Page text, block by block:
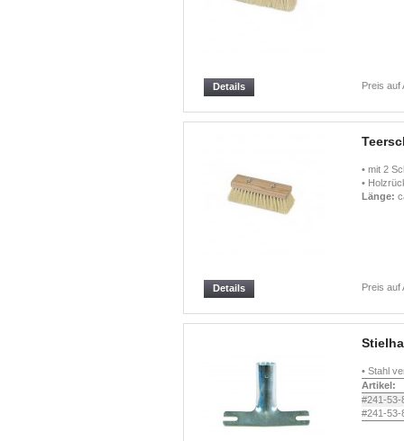
Preis auf
Details
• mit 2
•
Länge:
Preis auf
Details
• Stahl
Artikel:
#241-53-
#241-53-